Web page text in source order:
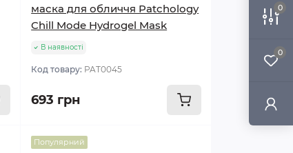
0
0
маска для обличчя Patchology
Chill Mode Hydrogel Mask
В наявності
Код товару: PAT0045
693 грн
Популярний